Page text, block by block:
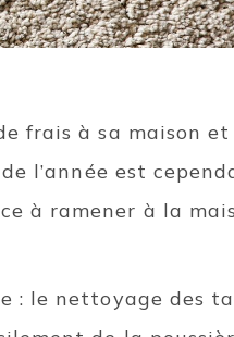
frais à sa maison
l’année est
à ramener à la
: le nettoyage des